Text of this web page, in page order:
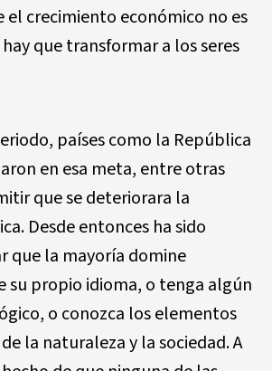
el crecimiento económico no es
que transformar a los seres
países como la República
en esa meta, entre otras
que se deteriorara la
Desde entonces ha sido
que la mayoría domine
su propio idioma, o tenga algún
o conozca los elementos
la naturaleza y la sociedad. A